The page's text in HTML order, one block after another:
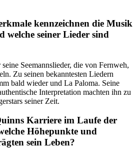
kennzeichnen die Musik
seiner Lieder sind
Seemannslieder, die von Fernweh,
Zu seinen bekanntesten Liedern
bald wieder und La Paloma. Seine
Interpretation machten ihn zu
seiner Zeit.
Karriere im Laufe der
Höhepunkte und
sein Leben?